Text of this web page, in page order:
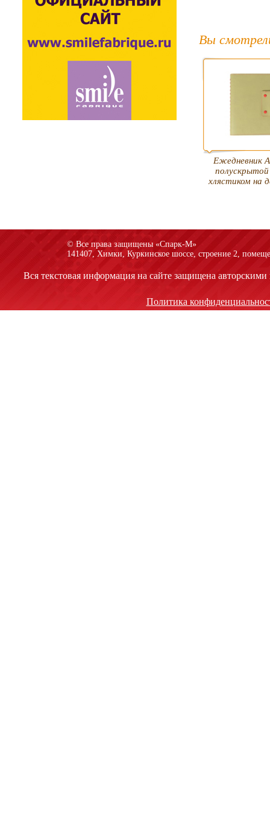
Вы
Ежедневник
хлястиком на
© Все права защищены «Спарк-M»
141407, Химки, Куркинское шоссе, строение 2,
Вся текстовая информация на сайте защищена
Политика